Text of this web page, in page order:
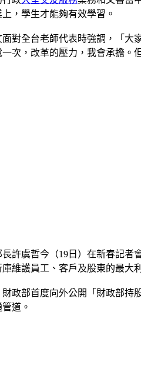
，學生才能夠有效學習。
對全台老師代表時強調，「
次，改革的壓力，我會承擔。
許虞哲今（19日）在新春記
維護員工、客戶及股東的最大
政部首度向外公開「財政部持
道。